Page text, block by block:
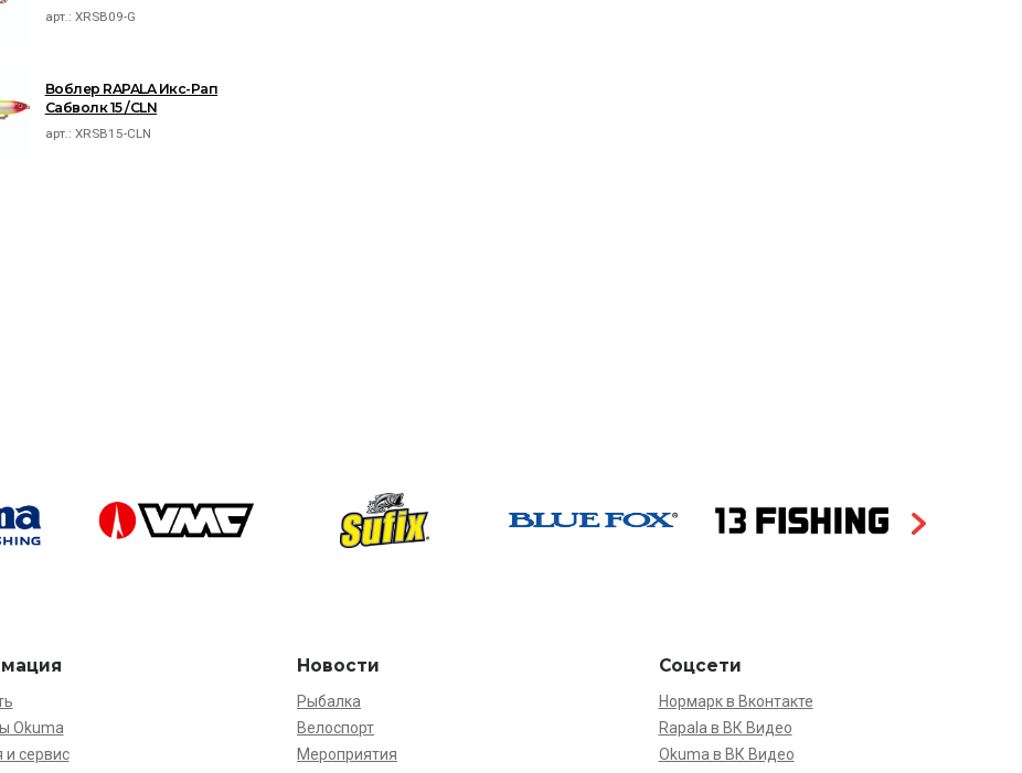
арт.: XRSB09-G
Воблер RAPALA Икс-Рап
Сабволк 15 /CLN
арт.: XRSB15-CLN
Okuma
и сервис
Новости
Рыбалка
Велоспорт
Мероприятия
Соцсети
Нормарк в Вконтакте
Rapala в ВК Видео
Okuma в ВК Видео